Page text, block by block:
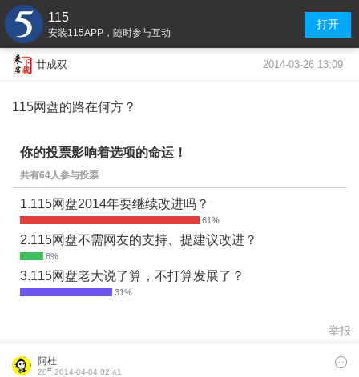
115
安装115APP，随时参与互动
打开
廿成双 2014-03-26 13:09
115网盘的路在何方？
你的投票影响着选项的命运！
共有64人参与投票
1.115网盘2014年要继续改进吗？
2.115网盘不需网友的支持、提建议改进？
3.115网盘老大说了算，不打算发展了？
举报
阿杜
20# 2014-04-04 02:41